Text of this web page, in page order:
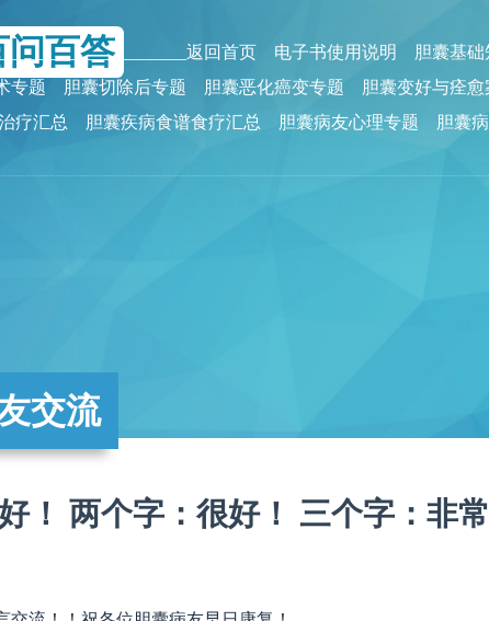
问百答 返回首页 电子书使用说明 胆囊基础
专题 胆囊切除后专题 胆囊恶化癌变专题 胆囊变好与痊愈
疗汇总
胆囊疾病食谱食疗汇总 胆囊病友心理专题 胆囊
交流
！ 两个字：很好！ 三个字：非